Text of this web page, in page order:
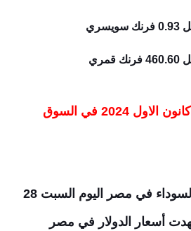
سعر الدولار اليوم 28 كانون الاول 2024 في السوق
سعر الدولار بالسوق السوداء في مصر اليوم السبت 28
،شهدت أسعار الدولار في مصر